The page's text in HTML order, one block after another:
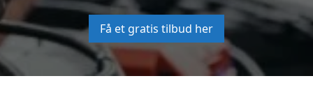
Få et gratis tilbud her